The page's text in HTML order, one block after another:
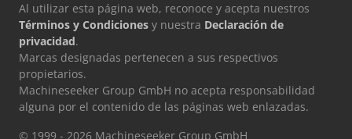
Al utilizar esta página web, reconoce y acepta nuestros
Términos y Condiciones y nuestra Declaración de
privacidad.
Marcas designadas pertenecen a sus respectivos
propietarios.
Machineseeker Group GmbH no acepta responsabilidad
alguna por el contenido de las páginas web enlazadas.
© 1999 - 2026 Machineseeker Group GmbH